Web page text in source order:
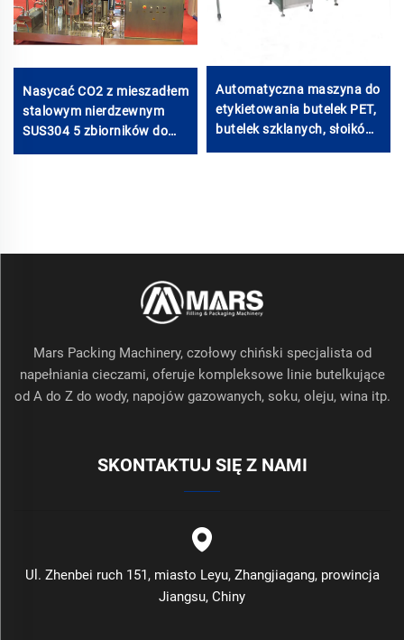
Nasycać CO2 z mieszadłem
stalowym nierdzewnym
SUS304 5 zbiorników do
Automatyczna maszyna do
etykietowania butelek PET,
butelek szklanych, słoików,
opakowań PVC z tunnelem
Mars Packing Machinery, czołowy chiński specjalista od
napełniania cieczami, oferuje kompleksowe linie butelkujące
od A do Z do wody, napojów gazowanych, soku, oleju, wina itp.
SKONTAKTUJ SIĘ Z NAMI
Ul. Zhenbei ruch 151, miasto Leyu, Zhangjiagang, prowincja
Jiangsu, Chiny